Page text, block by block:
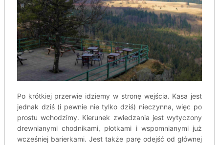
Po krótkiej przerwie idziemy w stronę wejścia. Kasa jest
jednak dziś (i pewnie nie tylko dziś) nieczynna, więc po
prostu wchodzimy. Kierunek zwiedzania jest wytyczony
drewnianymi chodnikami, płotkami i wspomnianymi już
wcześniej barierkami. Jest także parę odejść od głównej